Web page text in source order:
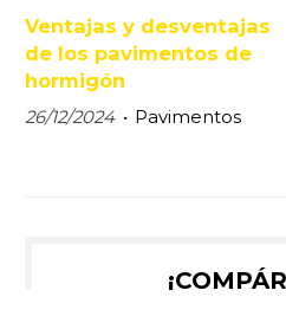
Ventajas y desventajas
de los pavimentos de
hormigón
26/12/2024 Pavimentos